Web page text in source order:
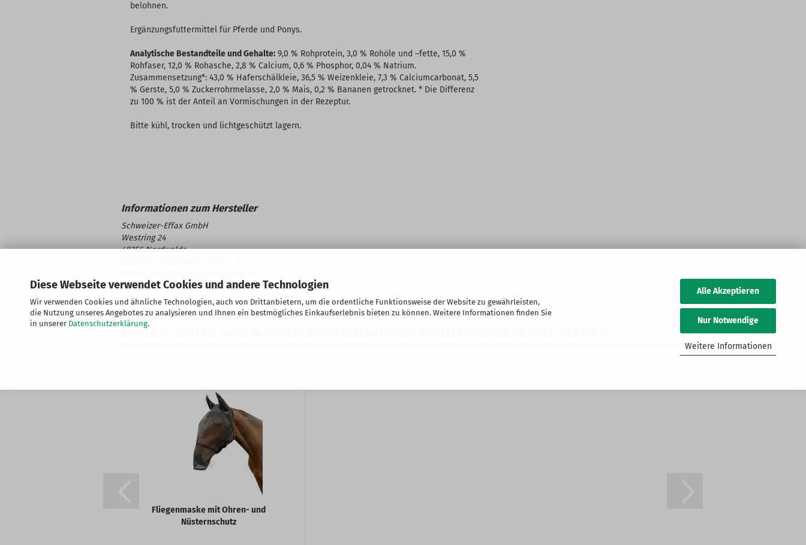
Diese Webseite verwendet Cookies und andere Technologien
Wir verwenden Cookies und ähnliche Technologien, auch von Drittanbietern, um die ordentliche Funktionsweise der Website zu gewährleisten,
die Nutzung unseres Angebotes zu analysieren und Ihnen ein bestmögliches Einkaufserlebnis bieten zu können. Weitere Informationen finden Sie
in unserer Datenschutzerklärung.
Alle Akzeptieren
Nur Notwendige
Weitere Informationen
belohnen.
Ergänzungsfuttermittel für Pferde und Ponys.
Analytische Bestandteile und Gehalte: 9,0 % Rohprotein, 3,0 % Rohöle und –fette, 15,0 %
Rohfaser, 12,0 % Rohasche, 2,8 % Calcium, 0,6 % Phosphor, 0,04 % Natrium.
Zusammensetzung*: 43,0 % Haferschälkleie, 36,5 % Weizenkleie, 7,3 % Calciumcarbonat, 5,5
% Gerste, 5,0 % Zuckerrohrmelasse, 2,0 % Mais, 0,2 % Bananen getrocknet. * Die Differenz
zu 100 % ist der Anteil an Vormischungen in der Rezeptur.
Bitte kühl, trocken und lichtgeschützt lagern.
Schweizer-Effax GmbH
Westring 24
48356 Nordwalde
KUNDEN, WELCHE DIESEN ARTIKEL BESTELLTEN, HABEN AUCH FOLGENDE ARTIKEL GEKAUFT:
Fliegenmaske mit Ohren- und
Nüsternschutz